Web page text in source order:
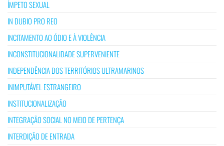
ÍMPETO SEXUAL
IN DUBIO PRO REO
INCITAMENTO AO ÓDIO E À VIOLÊNCIA
INCONSTITUCIONALIDADE SUPERVENIENTE
INDEPENDÊNCIA DOS TERRITÓRIOS ULTRAMARINOS
INIMPUTÁVEL ESTRANGEIRO
INSTITUCIONALIZAÇÃO
INTEGRAÇÃO SOCIAL NO MEIO DE PERTENÇA
INTERDIÇÃO DE ENTRADA